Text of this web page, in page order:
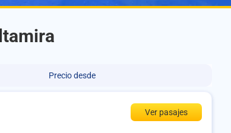
Precio desde
Ver pasajes